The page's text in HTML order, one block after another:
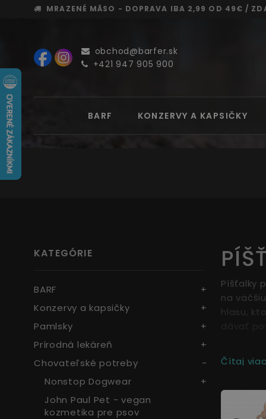
MRAZENÉ MÄSO - DOPRAVA IBA 2,99 OD 49€ /
obchod@barfer.sk
+421 947 905 900
BARF KONZERVY A KAPSIČKY
KATEGÓRIE
BARF
Konzervy a kapsičky
Pamlsky
Prírodná lekáreň
Chovateľské potreby
Nonstop Dogwear
John Paul Pet - vegan
kozmetika pre psov
Píšťalky
na
hlasu,
Ktorú
Čítaj